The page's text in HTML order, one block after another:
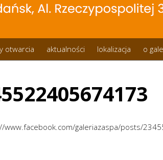
otwarcia aktualności lokalizacja o
www.facebook.com/galeriazaspa/posts/